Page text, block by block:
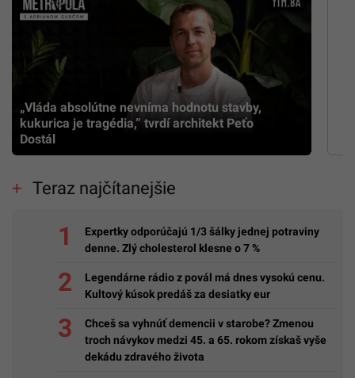
„Vláda absolútne nevníma hodnotu stavby,
kukurica je tragédia,” tvrdí architekt Peťo
Dostál
Teraz najčítanejšie
Expertky odporúčajú 1/3 šálky jednej potraviny
denne. Zlý cholesterol klesne o 7 %
Legendárne rádio z povál má dnes vysokú cenu.
Kultový kúsok predáš za desiatky eur
Chceš sa vyhnúť demencii v starobe? Zmenou
troch návykov medzi 45. a 65. rokom získaš vyše
dekádu zdravého života